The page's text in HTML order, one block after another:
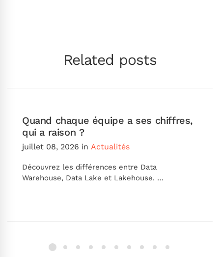
Related posts
Quand chaque équipe a ses chiffres,
qui a raison ?
juillet 08, 2026 in Actualités
Découvrez les différences entre Data
Warehouse, Data Lake et Lakehouse. …